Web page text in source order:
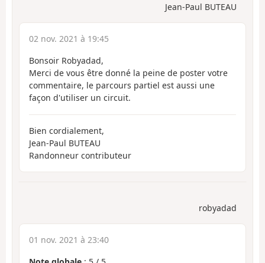
Jean-Paul BUTEAU
02 nov. 2021 à 19:45
Bonsoir Robyadad,
Merci de vous être donné la peine de poster votre
commentaire, le parcours partiel est aussi une
façon d'utiliser un circuit.
Bien cordialement,
Jean-Paul BUTEAU
Randonneur contributeur
robyadad
01 nov. 2021 à 23:40